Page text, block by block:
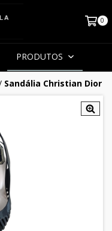
0
PRODUTOS
Sandália Christian Dior